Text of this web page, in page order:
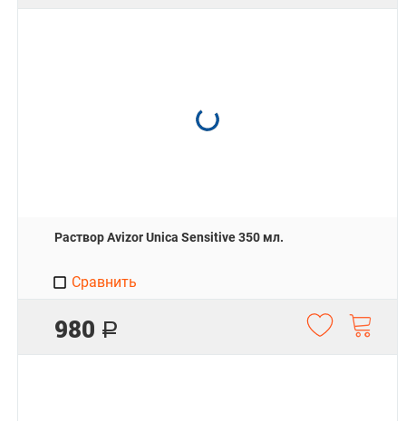
Раствор Avizor Unica Sensitive 350 мл.
980 Р
Сравнить